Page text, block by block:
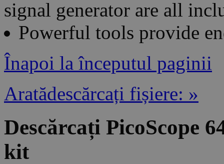
signal generator are all
Powerful tools provide
Înapoi la începutul paginii
Aratădescărcați fișiere: »
Descărcați PicoScope
kit